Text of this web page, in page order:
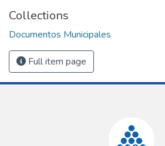
Collections
Documentos Municipales
Full item page